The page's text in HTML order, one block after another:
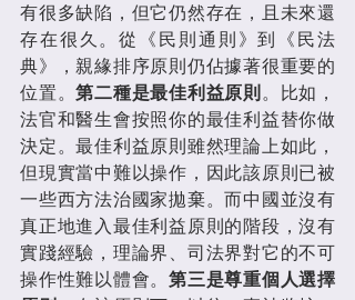
有很多缺陷，但它仍然存在，且未來還
存在很久。從《民則通則》到《民法
典》，親緣排序原則仍佔據著很重要的
位置。第二種是最佳利益原則 。比如，
法官和醫生會按照你的最佳利益替你做
決定。最佳利益原則雖然理論上如此，
但現實當中難以操作，因此該原則已被
一些西方法治國家拋棄。而中國並沒有
真正地進入最佳利益原則的階段，沒有
實踐經驗，理論界、司法界對它的不可
操作性難以體會。 第三是尊重個人選擇